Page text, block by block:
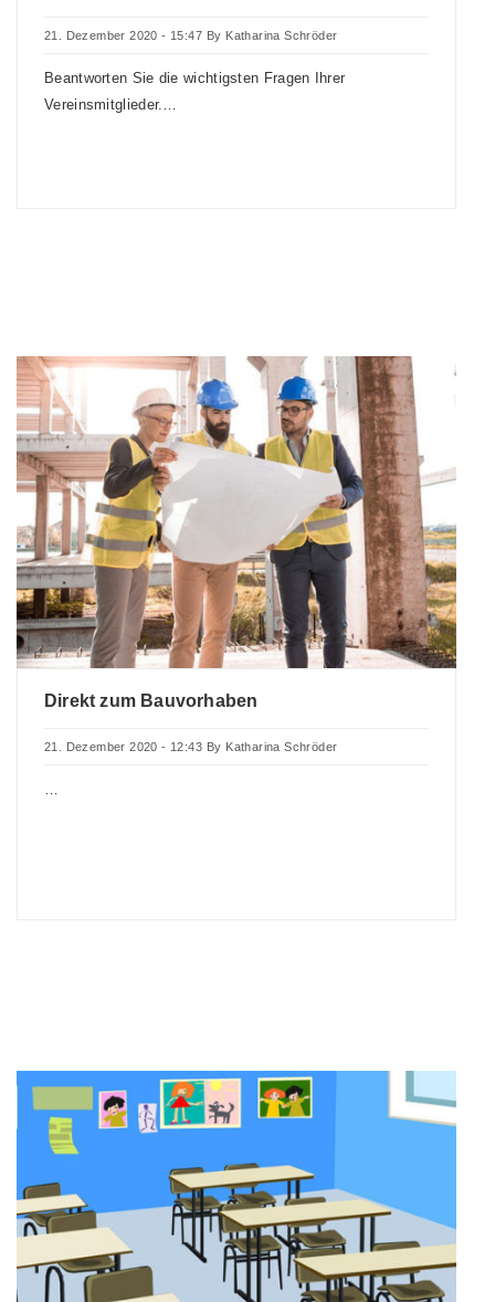
21. Dezember 2020 - 15:47 By Katharina Schröder
Beantworten Sie die wichtigsten Fragen Ihrer
Vereinsmitglieder.…
Direkt zum Bauvorhaben
21. Dezember 2020 - 12:43 By Katharina Schröder
…